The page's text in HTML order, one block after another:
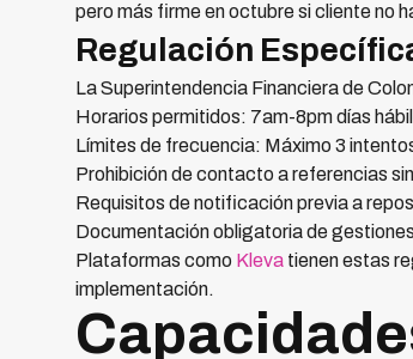
pero más firme en octubre si cliente no
Regulación
La Superintendencia Financiera de
Horarios permitidos: 7am-8pm días
Límites de frecuencia: Máximo 3
Prohibición de contacto a referencias
Requisitos de notificación previa a
Documentación obligatoria de
Plataformas como Kleva tienen estas
implementación.